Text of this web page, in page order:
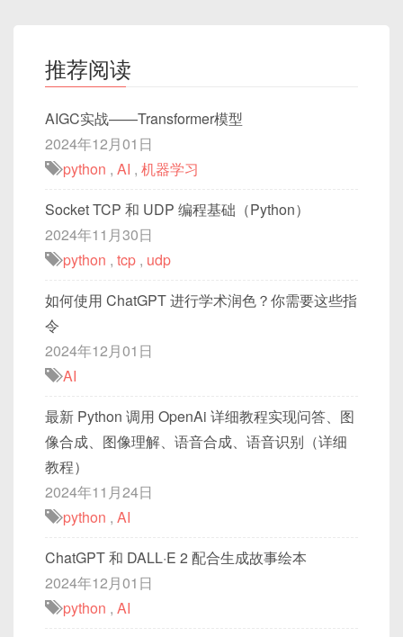
推荐阅读
AIGC实战——Transformer模型
2024年12月01日
python , AI , 机器学习
Socket TCP 和 UDP 编程基础（Python）
2024年11月30日
python , tcp , udp
如何使用 ChatGPT 进行学术润色？你需要这些指
令
2024年12月01日
AI
最新 Python 调用 OpenAi 详细教程实现问答、图
像合成、图像理解、语音合成、语音识别（详细
教程）
2024年11月24日
python , AI
ChatGPT 和 DALL·E 2 配合生成故事绘本
2024年12月01日
python , AI